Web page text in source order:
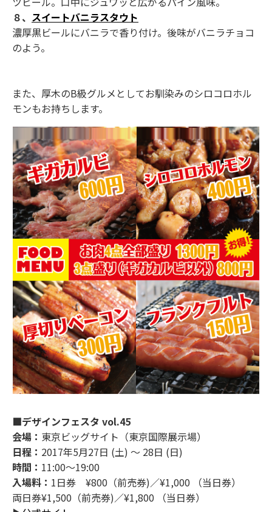
８、 スイートバニラスタウト
濃厚黒ビールにバニラで香り付け。後味がバニラチョコ
のよう。
また、厚木のB級グルメとしてお馴染みのシロコロホル
モンもお持ちします。
■デザインフェスタ vol.45
会場： 東京ビッグサイト（東京国際展示場）
日程： 2017年5月27日 (土) ～ 28日 (日)
時間： 11:00～19:00
入場料： 1日券 ¥800（前売券)／¥1,000 （当日券）
両日券¥1,500（前売券)／¥1,800 （当日券）